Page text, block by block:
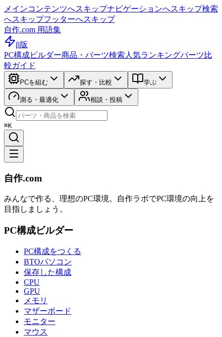
メインコンテンツへスキップナビゲーションへスキップ検索
へスキップフッターへスキップ
自作.com 用語集
β版
PC構成ビルダー商品・パーツ検索 人気ランキングパーツ比
較ガイド
PCを組む 探す・比較 学ぶ
測る・最適化 相談・投稿
⌘K
自作.com
みんなで作る、理想のPC環境。 自作ラボでPC環境の向上を
目指しましょう。
PC構成ビルダー
PC構成をつくる
BTOパソコン
保存した構成
CPU
GPU
メモリ
マザーボード
モニター
マウス